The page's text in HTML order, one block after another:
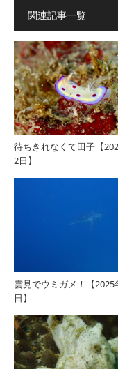
関連記事一覧
待ちきれなくて田子【
2日】
雲見でウミガメ！【2025
日】